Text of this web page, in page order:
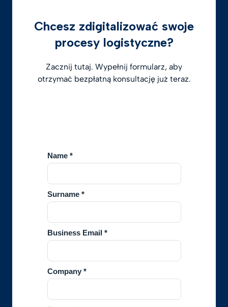
Chcesz zdigitalizować swoje
procesy logistyczne?
Zacznij tutaj. Wypełnij formularz, aby
otrzymać bezpłatną konsultację już teraz.